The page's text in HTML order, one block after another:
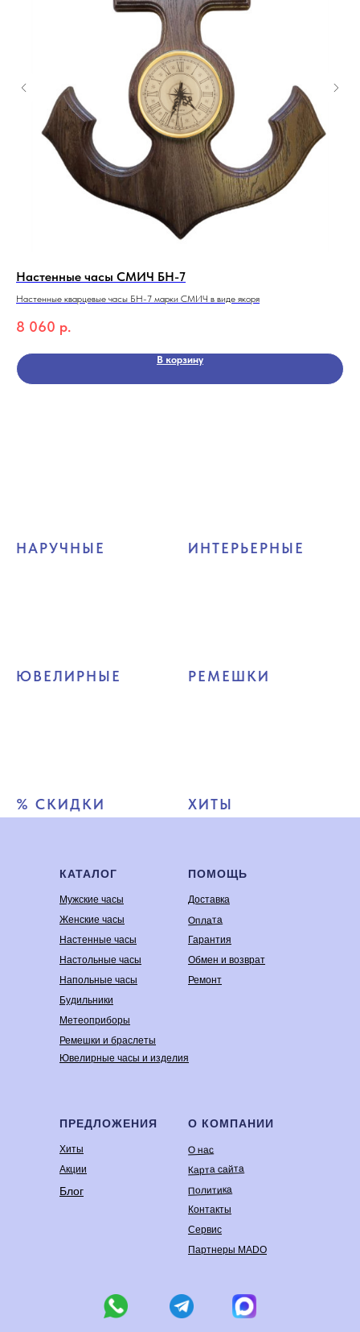
Настенные часы СМИЧ БН-7
Настенные кварцевые часы БН-7 марки СМИЧ в виде якоря
8 060 р.
В корзину
НАРУЧНЫЕ ИНТЕРЬЕРНЫЕ
ЮВЕЛИРНЫЕ РЕМЕШКИ
% СКИДКИ ХИТЫ
КАТАЛОГ
Мужские часы
Женские часы
Настенные часы
Настольные часы
Напольные часы
Будильники
Метеоприборы
Ремешки и браслеты
Ювелирные часы и изделия
ПРЕДЛОЖЕНИЯ
Хиты
Акции
Блог
ПОМОЩЬ
Доставка
Оплата
Гарантия
Обмен и возврат
Ремонт
О КОМПАНИИ
О нас
Карта сайта
Политика
Контакты
Сервис
Партнеры MADO